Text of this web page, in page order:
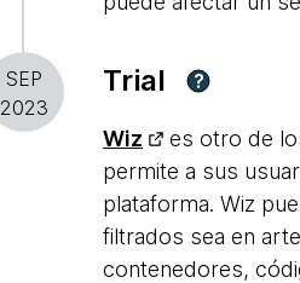
SEP
2023
Trial ?
Wiz
es otro de
permite a sus
plataforma. Wiz
filtrados sea en
contenedores,